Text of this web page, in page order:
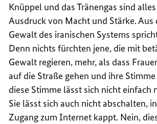
Knüppel und das Tränengas sind
Ausdruck von Macht und Stärke. Aus
Gewalt des iranischen Systems
Denn nichts fürchten jene, die mit
Gewalt regieren, mehr, als dass
auf die Straße gehen und ihre
diese Stimme lässt sich nicht einfach
Sie lässt sich auch nicht abschalten,
Zugang zum Internet kappt. Nein,